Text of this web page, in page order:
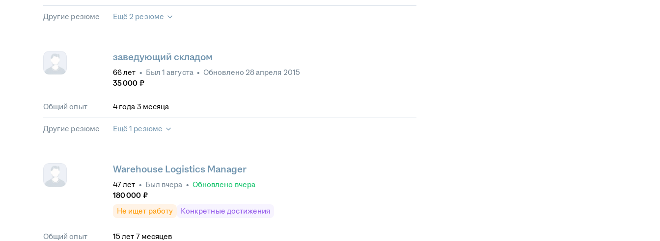
Другие резюме Ещё 2 резюме
заведующий складом
66лет • Был 1 августа • Обновлено 28 апреля 2015
35 000 ₽
Общий опыт 4 года 3 месяца
Другие резюме Ещё 1 резюме
Warehouse Logistics Manager
47лет • Был вчера • Обновлено вчера
180 000 ₽
Не ищет работу
Конкретные достижения
Общий опыт 15 лет 7 месяцев